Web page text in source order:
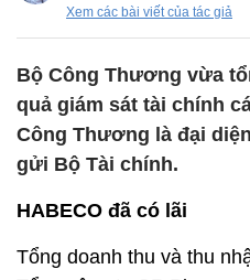
Xem các bài viết của tác giả
Bộ Công Thương vừa
quả giám sát tài chính
Công Thương là đại
gửi Bộ Tài chính.
HABECO đã có lãi
Tổng doanh thu và thu